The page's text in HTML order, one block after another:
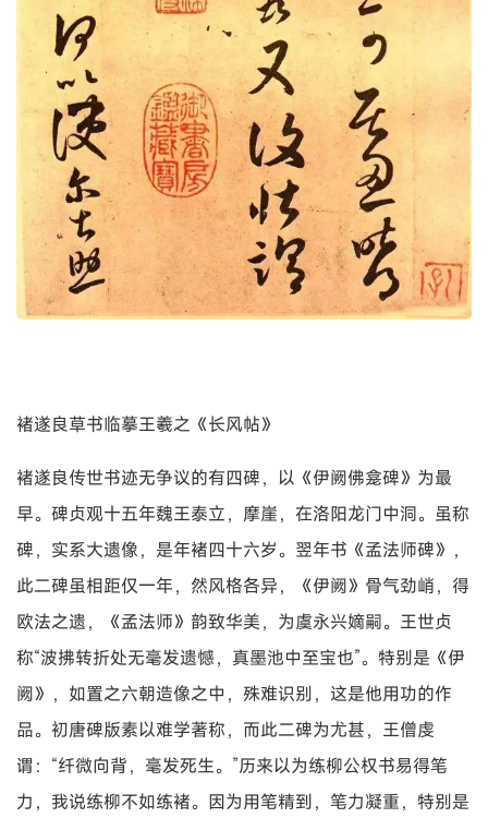
褚遂良草书临摹王羲之《长风帖》
褚遂良传世书迹无争议的有四碑，以《伊阙佛龛碑》为最
早。碑贞观十五年魏王泰立，摩崖，在洛阳龙门中洞。虽称
碑，实系大遗像，是年褚四十六岁。翌年书《孟法师碑》，
此二碑虽相距仅一年，然风格各异，《伊阙》骨气劲峭，得
欧法之遗，《孟法师》韵致华美，为虞永兴嫡嗣。王世贞
称“波拂转折处无毫发遗憾，真墨池中至宝也”。特别是《伊
阙》，如置之六朝造像之中，殊难识别，这是他用功的作
品。初唐碑版素以难学著称，而此二碑为尤甚，王僧虔
谓：“纤微向背，毫发死生。”历来以为练柳公权书易得笔
力，我说练柳不如练褚。因为用笔精到，笔力凝重，特别是